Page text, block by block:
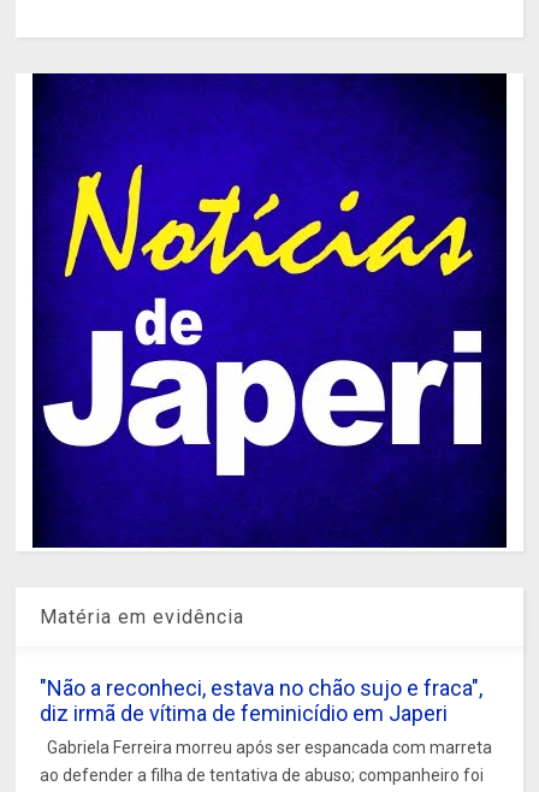
Matéria em evidência
"Não a reconheci, estava no chão sujo e fraca",
diz irmã de vítima de feminicídio em Japeri
Gabriela Ferreira morreu após ser espancada com marreta
ao defender a filha de tentativa de abuso; companheiro foi